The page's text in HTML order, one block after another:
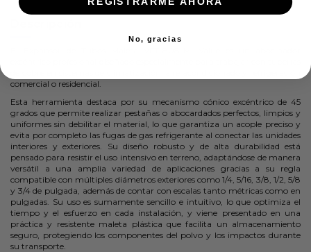
comercial o residencial.
Esta herramienta destaca por su mecanismo cónico excéntrico de 45
grados que permite realizar pestañas o abocardados perfectos, limpios y
uniformes sin debilitar el material, lo que garantiza un acople preciso y
evita por completo las fugas de gas refrigerante al conectar las unidades
interiores y exteriores. Su diseño robusto y de alta durabilidad está
pensado para resistir el uso intensivo en terreno, adaptándose de manera
versátil a una amplia variedad de aplicaciones gracias a su regla
compatible con múltiples diámetros exteriores como 1/4, 5/16, 3/8, 1/2, 5/8
y 3/4 de pulgada, además de contar con escalas tanto métricas como en
pulgadas. Su uso es sumamente sencillo e intuitivo, lo que optimiza el
tiempo y el esfuerzo en cada instalación, y viene presentado en una
práctica y resistente maleta plástica que facilita un almacenamiento
seguro, protegiendo los componentes del polvo y los impactos durante
su transporte.
No, gracias